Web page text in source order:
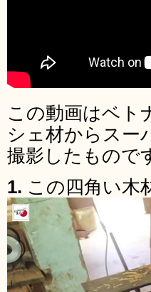
この動画はベト
シェ材からスー
撮影したもので
1. この四角い木